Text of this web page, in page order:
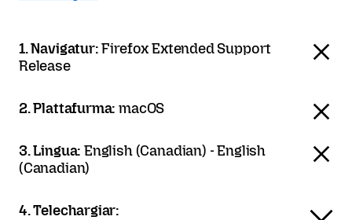
1. Navigatur:Firefox Extended Support
Release
2. Plattafurma:macOS
3. Lingua:English (Canadian) - English
(Canadian)
4. Telechargiar: